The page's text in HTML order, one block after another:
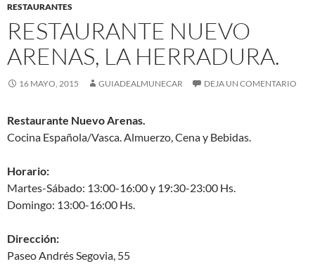
RESTAURANTES
RESTAURANTE NUEVO
ARENAS, LA HERRADURA.
16 MAYO, 2015 GUIADEALMUNECAR DEJA UN COMENTARIO
Restaurante Nuevo Arenas.
Cocina Española/Vasca. Almuerzo, Cena y Bebidas.
Horario:
Martes-Sábado: 13:00-16:00 y 19:30-23:00 Hs.
Domingo: 13:00-16:00 Hs.
Dirección:
Paseo Andrés Segovia, 55